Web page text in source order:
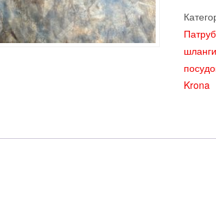
подачи
для
Krona